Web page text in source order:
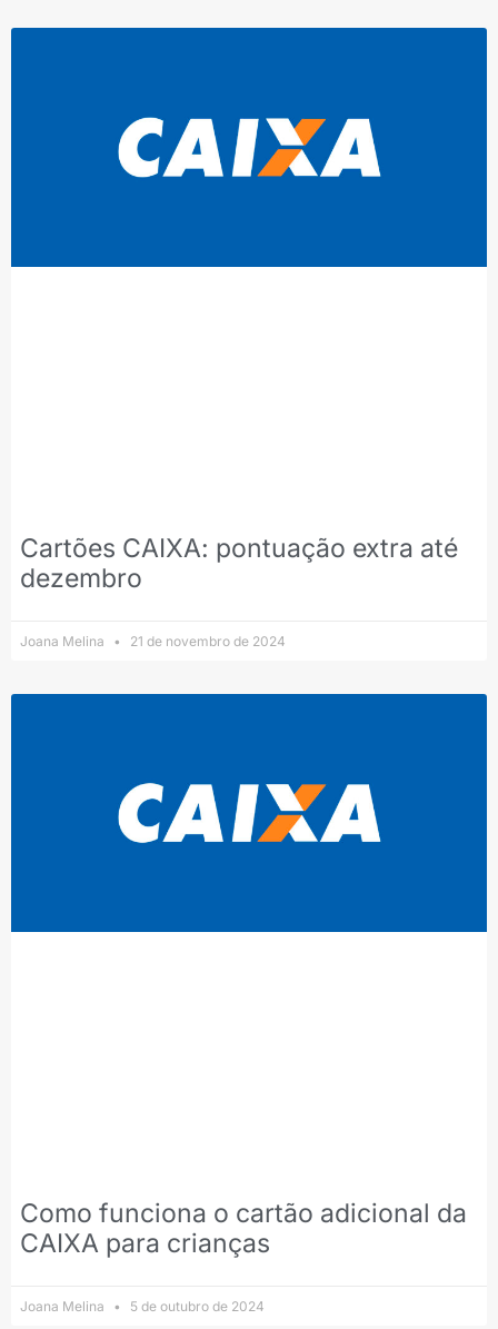
Cartões CAIXA: pontuação extra até
dezembro
Joana Melina 21 de novembro de 2024
Como funciona o cartão adicional da
CAIXA para crianças
Joana Melina 5 de outubro de 2024